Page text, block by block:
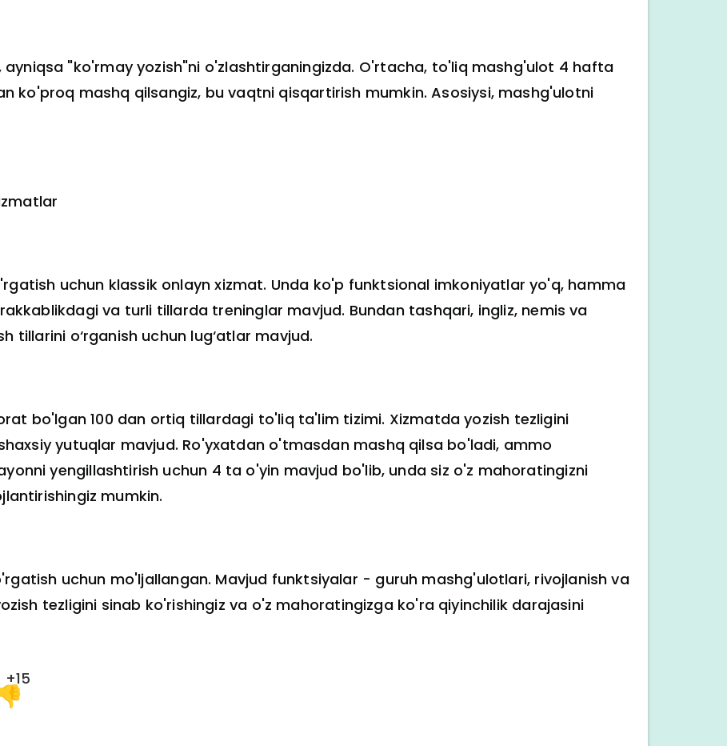
"ko'rmay yozish"ni o'zlashtirganingizda. O'rtacha, to'liq mashg'ulot 4 hafta
ko'proq mashq qilsangiz, bu vaqtni qisqartirish mumkin. Asosiysi, mashg'ulotni
uchun klassik onlayn xizmat. Unda ko'p funktsional imkoniyatlar yo'q, hamma
va turli tillarda treninglar mavjud. Bundan tashqari, ingliz, nemis va
tillarini o‘rganish uchun lug‘atlar mavjud.
bo'lgan 100 dan ortiq tillardagi to'liq ta'lim tizimi. Xizmatda yozish tezligini
yutuqlar mavjud. Ro'yxatdan o'tmasdan mashq qilsa bo'ladi, ammo
yengillashtirish uchun 4 ta o'yin mavjud bo'lib, unda siz o'z mahoratingizni
mumkin.
uchun mo'ljallangan. Mavjud funktsiyalar - guruh mashg'ulotlari, rivojlanish va
tezligini sinab ko'rishingiz va o'z mahoratingizga ko'ra qiyinchilik darajasini
+15